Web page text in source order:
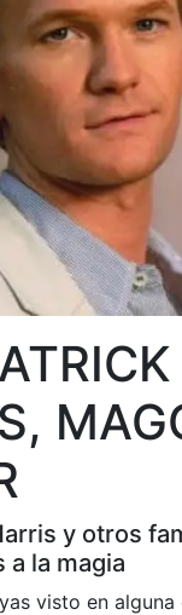
y otros
a la magia
visto en alguna